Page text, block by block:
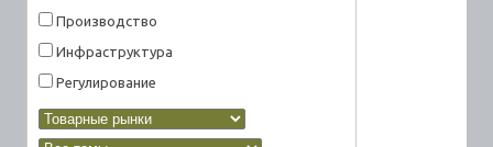
Производство
Инфраструктура
Регулирование